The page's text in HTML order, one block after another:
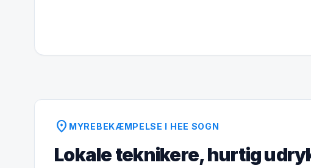
location_on MYREBEKÆMPELSE I HEE SOGN
Lokale teknikere, hurtig